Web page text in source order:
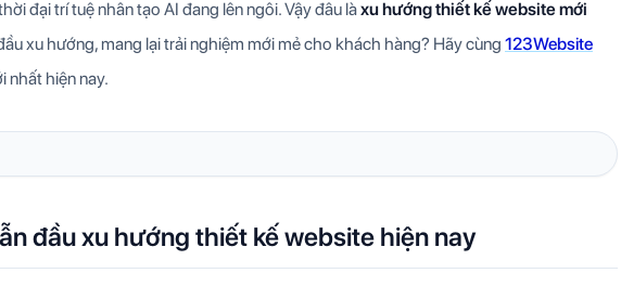
đại trí tuệ nhân tạo AI đang lên ngôi. Vậy đâu làxu hướng thiết kế website mới
xu hướng, mang lại trải nghiệm mới mẻ cho khách hàng? Hãy cùng 123Website
nhất hiện nay.
đầu xu hướng thiết kế website hiện nay